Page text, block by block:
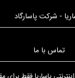
- شرکت پاسارگاد
تماس با ما